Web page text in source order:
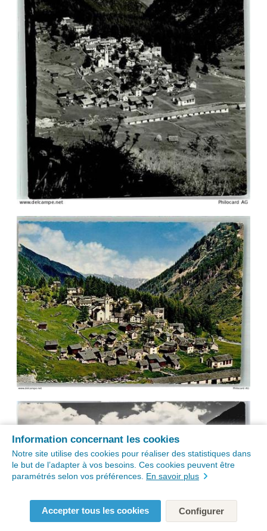
Information concernant les cookies
Notre site utilise des cookies pour réaliser des statistiques dans
le but de l’adapter à vos besoins. Ces cookies peuvent être
paramétrés selon vos préférences. En savoir plus
Accepter tous les cookies Configurer